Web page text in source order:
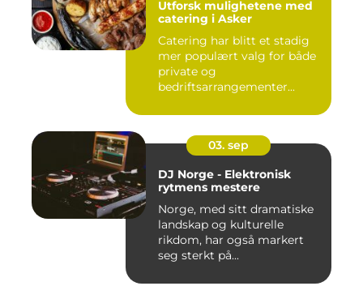
Utforsk mulighetene med
catering i Asker
Catering har blitt et stadig
mer populært valg for både
private og
bedriftsarrangementer...
03. sep
DJ Norge - Elektronisk
rytmens mestere
Norge, med sitt dramatiske
landskap og kulturelle
rikdom, har også markert
seg sterkt på...